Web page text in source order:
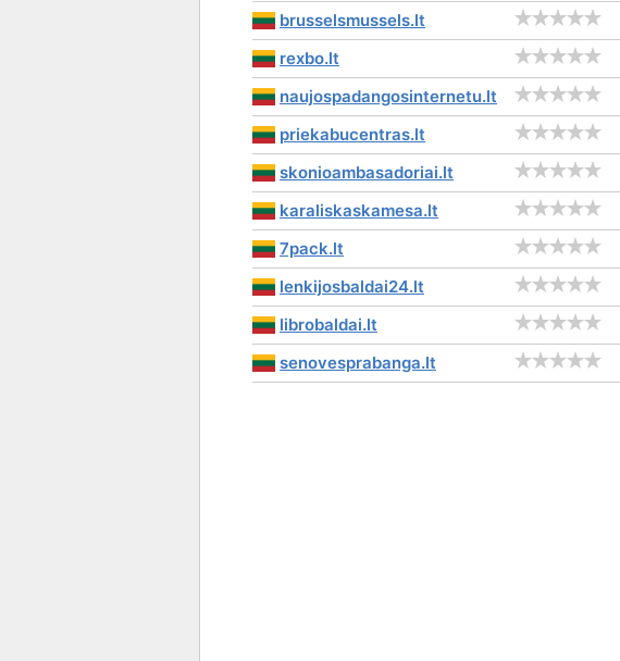
brusselsmussels.lt
rexbo.lt
naujospadangosinternetu.lt
priekabucentras.lt
skonioambasadoriai.lt
karaliskaskamesa.lt
7pack.lt
lenkijosbaldai24.lt
librobaldai.lt
senovesprabanga.lt